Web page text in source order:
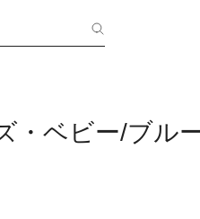
・ベビー/ブルー